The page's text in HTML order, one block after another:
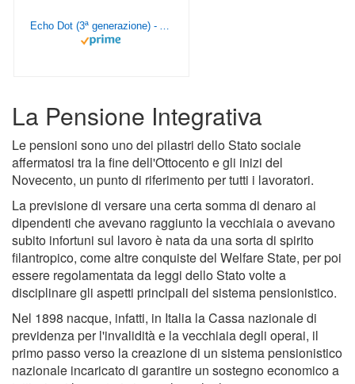
Echo Dot (3ª generazione) - Altoparlante intelligente con integrazione Alexa - Tessuto antracite
La Pensione Integrativa
Le pensioni sono uno dei pilastri dello Stato sociale
affermatosi tra la fine dell'Ottocento e gli inizi del
Novecento, un punto di riferimento per tutti i lavoratori.
La previsione di versare una certa somma di denaro ai
dipendenti che avevano raggiunto la vecchiaia o avevano
subito infortuni sul lavoro è nata da una sorta di spirito
filantropico, come altre conquiste del Welfare State, per poi
essere regolamentata da leggi dello Stato volte a
disciplinare gli aspetti principali del sistema pensionistico.
Nel 1898 nacque, infatti, in Italia la Cassa nazionale di
previdenza per l'invalidità e la vecchiaia degli operai, il
primo passo verso la creazione di un sistema pensionistico
nazionale incaricato di garantire un sostegno economico a